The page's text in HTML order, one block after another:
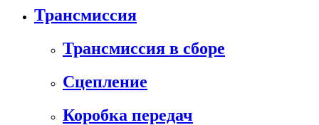
Трансмиссия
Трансмиссия в сборе
Сцепление
Коробка передач